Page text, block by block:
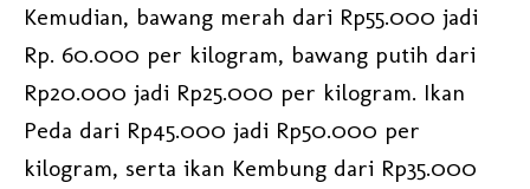
Kemudian, bawang merah dari Rp55.000 jadi
Rp. 60.000 per kilogram, bawang putih dari
Rp20.000 jadi Rp25.000 per kilogram. Ikan
Peda dari Rp45.000 jadi Rp50.000 per
kilogram, serta ikan Kembung dari Rp35.000